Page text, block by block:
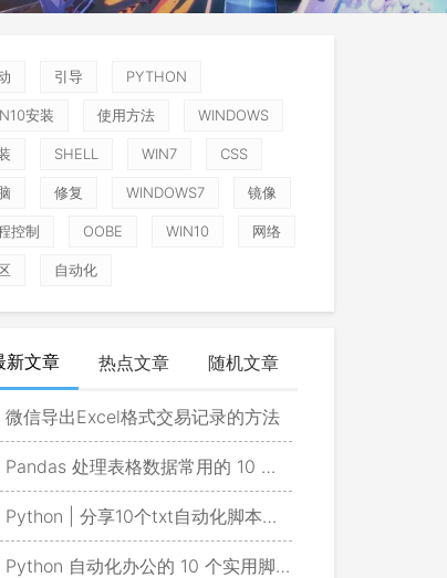
引导 PYTHON
安装 使用方法 WINDOWS
SHELL WIN7 CSS
修复 WINDOWS7 镜像
控制 OOBE WIN10 网络
自动化
新文章 热点文章 随机文章
微信导出Excel格式交易记录的方法
Pandas 处理表格数据常用的 10 个脚本
Python | 分享10个txt自动化脚本，一定有你用得上的！
Python 自动化办公的 10 个实用脚本